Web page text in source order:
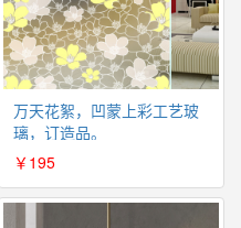
万天花絮，凹蒙上彩工艺玻
璃，订造品。
￥195